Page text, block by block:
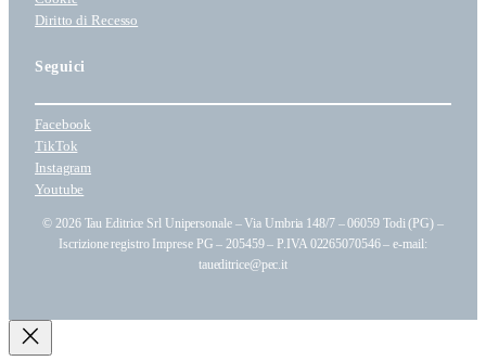
iDiritto di Recesso
Seguici
Facebook
TikTok
Instagram
Youtube
© 2026 Tau Editrice Srl Unipersonale – Via Umbria 148/7 – 06059 Todi (PG) –
Iscrizione registro Imprese PG – 205459 – P.IVA 02265070546 – e-mail:
taueditrice@pec.it